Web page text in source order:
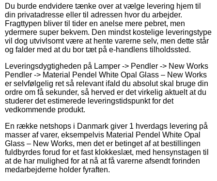
Du burde endvidere tænke over at vælge levering hjem til
din privatadresse eller til adressen hvor du arbejder.
Fragttypen bliver til tider en anelse mere pebret, men
ydermere super bekvem. Den mindst kostelige leveringstype
vil dog utvivlsomt være at hente varerne selv, men dette står
og falder med at du bor tæt på e-handlens tilholdssted.
Leveringsdygtigheden på Lamper -> Pendler -> New Works
Pendler -> Material Pendel White Opal Glass – New Works
er selvfølgelig ret så relevant ifald du absolut skal bruge din
ordre om få sekunder, så herved er det virkelig aktuelt at du
studerer det estimerede leveringstidspunkt for det
vedkommende produkt.
En række netshops i Danmark giver 1 hverdags levering på
masser af varer, eksempelvis Material Pendel White Opal
Glass – New Works, men det er betinget af at bestillingen
fuldbyrdes forud for et fast klokkeslæt, med hensynstagen til
at de har mulighed for at nå at få varerne afsendt forinden
medarbejderne holder fyraften.